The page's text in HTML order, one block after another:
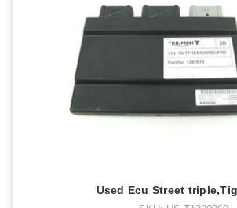
Used Ecu Street